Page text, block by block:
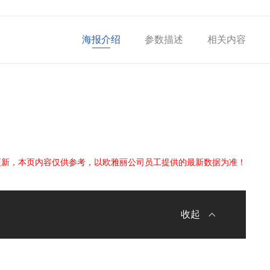
海报介绍 参数描述 相关内容
，本页内容仅供参考，以欧雅丽公司员工提供的最新数据为准！